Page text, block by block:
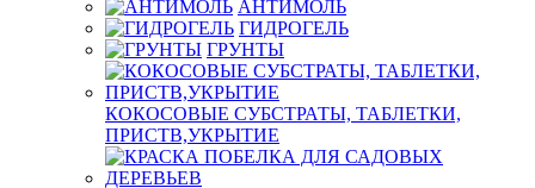
АНТИМОЛЬ
ГИДРОГЕЛЬ
ГРУНТЫ
КОКОСОВЫЕ СУБСТРАТЫ, ТАБЛЕТКИ,
ПРИСТВ,УКРЫТИЕ